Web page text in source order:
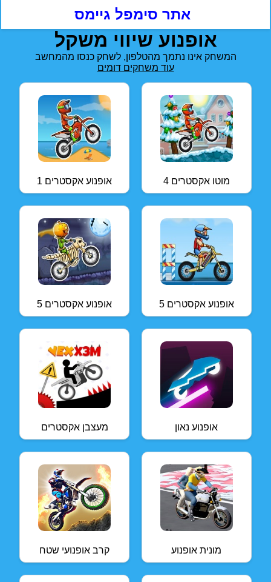
אתר סימפל גיימס
אופנוע שיווי משקל
המשחק אינו נתמך מהטלפון, לשחק כנסו מהמחשב
עוד משחקים דומים
אופנוע אקסטרים 1 מוטו אקסטרים 4
אופנוע אקסטרים 5 אופנוע אקסטרים 5
מעצבן אקסטרים אופנוע נאון
קרב אופנועי שטח מונית אופנוע